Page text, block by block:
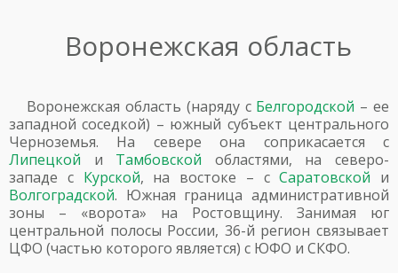
Воронежская область
Воронежская область (наряду с Белгородской – ее
западной соседкой) – южный субъект центрального
Черноземья. На севере она соприкасается с
Липецкой и Тамбовской областями, на северо-
западе с Курской, на востоке – сСаратовской и
Волгоградской. Южная граница административной
зоны – «ворота» на Ростовщину. Занимая юг
центральной полосы России, 36-й регион связывает
ЦФО (частью которого является) с ЮФО и СКФО.